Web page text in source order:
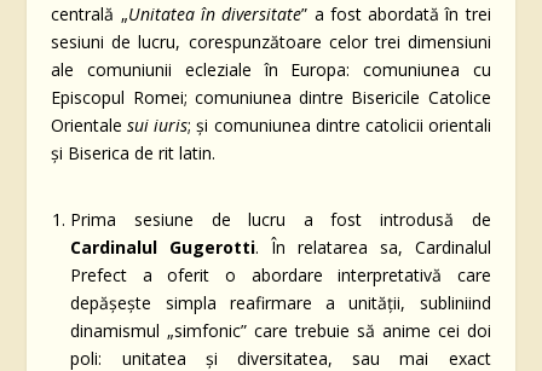
centrală „Unitatea în diversitate” a fost abordată în trei
sesiuni de lucru, corespunzătoare celor trei dimensiuni
ale comuniunii ecleziale în Europa: comuniunea cu
Episcopul Romei; comuniunea dintre Bisericile Catolice
Orientalesui iuris; și comuniunea dintre catolicii orientali
și Biserica de rit latin.
Prima sesiune de lucru a fost introdusă de
Cardinalul Gugerotti. În relatarea sa, Cardinalul
Prefect a oferit o abordare interpretativă care
depășește simpla reafirmare a unității, subliniind
dinamismul „simfonic” care trebuie să anime cei doi
poli: unitatea și diversitatea, sau mai exact